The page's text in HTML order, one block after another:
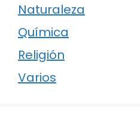
Naturaleza
Química
Religión
Varios